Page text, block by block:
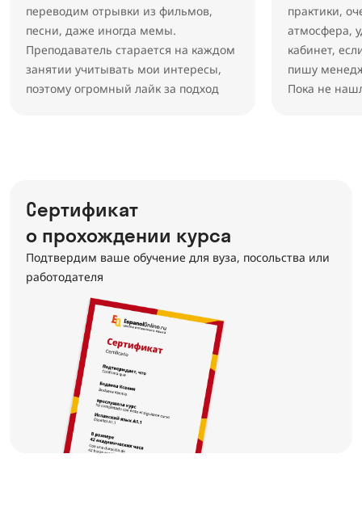
переводим отрывки из фильмов,
песни, даже иногда мемы.
Преподаватель старается на каждом
занятии учитывать мои интересы,
поэтому огромный лайк за подход
практики,
атмосфера,
кабинет,
пишу
Пока не
Сертификат
о прохождении курса
Подтвердим ваше обучение для вуза, посольства или
работодателя